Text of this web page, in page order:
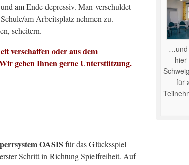
am Ende depressiv. Man verschuldet
am Arbeitsplatz nehmen zu.
scheitern.
verschaffen oder aus dem
geben Ihnen gerne Unterstützung.
OASIS für das Glücksspiel
Schritt in Richtung Spielfreiheit. Auf
…und
hier
für